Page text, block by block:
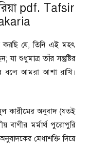
pdf. Tafsir
যে, তিনি এই মহৎ
শুধুমাত্র তাঁর সন্তুষ্টির
বলে আমরা আশা রাখি।
কারীমের অনুবাদ (যতই
বাণীর মর্মার্থ পুরোপুরি
মেধাশক্তি দিয়ে